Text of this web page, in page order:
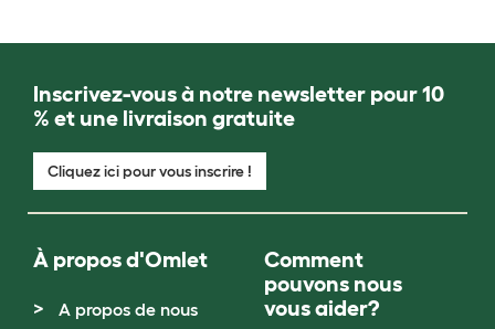
Inscrivez-vous à notre newsletter pour 10
% et une livraison gratuite
Cliquez ici pour vous inscrire !
À propos d'Omlet
A propos de nous
Comment
pouvons nous
vous aider?